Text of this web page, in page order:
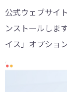
公式ウェブサイ
ンストールしま
イス」オプショ